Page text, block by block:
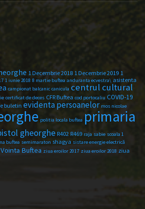
1 Decembrie 2018 1 Decembrie 2019 1
1 iunie 2018 8 martie buftea anduranta ecvestra\ asistenta
campionat balcanic canicula centrul cultural
certificat de deces CFR Buftea cod portocaliu COVID-19
buletin evidenta persoanelor mos nicolae
politia locala buftea primaria
gheorghe R402 R469 raja sabie scoala 1
buftea semimaraton shagya sistare energie electrică
Vointa Buftea ziua eroilor 2017 ziua eroilor 2018 ziua